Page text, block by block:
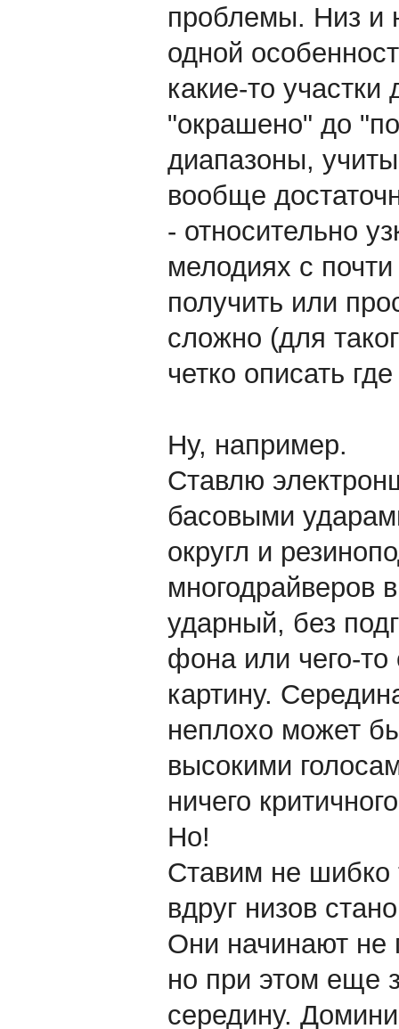
проблемы. Низ и
одной
какие-то
"окрашено" до
диапазоны,
вообще
- относительно
мелодиях с
получить или
сложно (для
четко описать
Ну, например.
Ставлю
басовыми
округл и
многодрайверов
ударный, без
фона или чего-
картину.
неплохо может
высокими
ничего
Но!
Ставим не шибко
вдруг низов
Они начинают не
но при этом еще
середину.